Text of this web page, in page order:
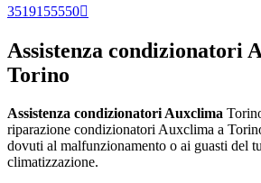
3519155550
Assistenza condizionatori
Torino
Assistenza condizionatori Auxclima
riparazione condizionatori Auxclima a
dovuti al malfunzionamento o ai guasti del
climatizzazione.